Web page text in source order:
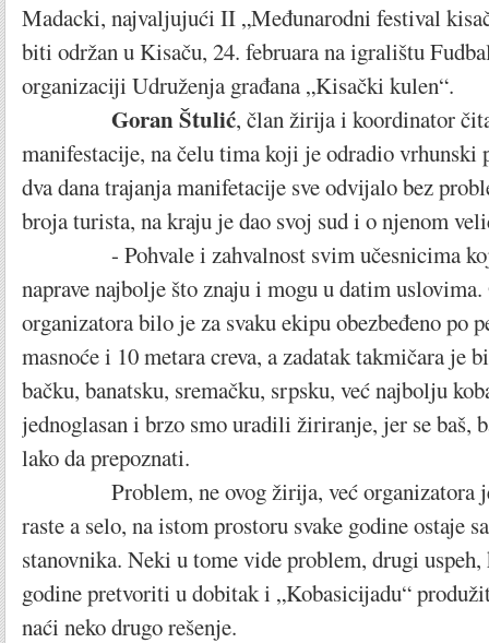
Madacki, najvaljujući II „Međunarodni festival
biti održan u Kisaču, 24. februara na igralištu
organizaciji Udruženja građana „Kisački kulen“.
Goran Štulić, član žirija i koordinator
manifestacije, na čelu tima koji je odradio vrhunski
dva dana trajanja manifetacije sve odvijalo bez
broja turista, na kraju je dao svoj sud i o njenom
- Pohvale i zahvalnost svim učesnicima koji
naprave najbolje što znaju i mogu u datim uslovima.
organizatora bilo je za svaku ekipu obezbeđeno po
masnoće i 10 metara creva, a zadatak takmičara je
bačku, banatsku, sremačku, srpsku, već najbolju
jednoglasan i brzo smo uradili žiriranje, jer se baš,
lako da prepoznati.
Problem, ne ovog žirija, već organizatora je
raste a selo, na istom prostoru svake godine ostaje
stanovnika. Neki u tome vide problem, drugi
godine pretvoriti u dobitak i „Kobasicijadu“
naći neko drugo rešenje.